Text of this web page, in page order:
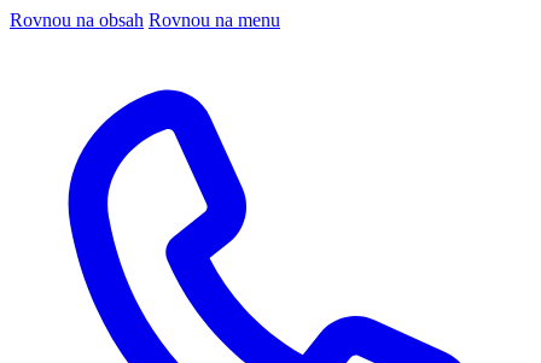
Rovnou na obsah Rovnou na menu